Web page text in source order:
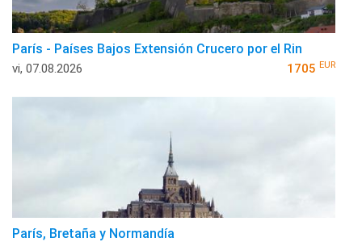
París - Países Bajos Extensión Crucero por el Rin
vi, 07.08.2026 1705 EUR
París, Bretaña y Normandía